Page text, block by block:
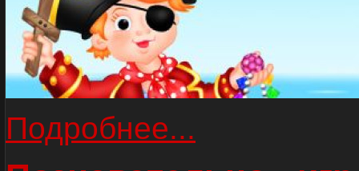
Подробнее...